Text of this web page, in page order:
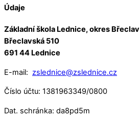
Údaje
Základní škola Lednice, okres Břeclav
Břeclavská 510
691 44 Lednice
E-mail: zslednice@zslednice.cz
Číslo účtu: 1381963349/0800
Dat. schránka: da8pd5m